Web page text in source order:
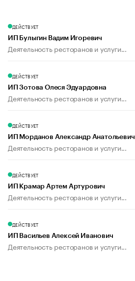
ДЕЙСТВУЕТ
ИП Булыгин Вадим Игоревич
Деятельность ресторанов и услуги...
ДЕЙСТВУЕТ
ИП Зотова Олеся Эдуардовна
Деятельность ресторанов и услуги...
ДЕЙСТВУЕТ
ИП Морданов Александр Анатольевич
Деятельность ресторанов и услуги...
ДЕЙСТВУЕТ
ИП Крамар Артем Артурович
Деятельность ресторанов и услуги...
ДЕЙСТВУЕТ
ИП Васильев Алексей Иванович
Деятельность ресторанов и услуги...